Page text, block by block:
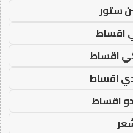
ستور
اقساط
اقساط
اقساط
اقساط